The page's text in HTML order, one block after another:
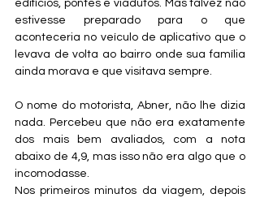
edifícios, pontes e viadutos. Mas talvez não
estivesse preparado para o que
aconteceria no veículo de aplicativo que o
levava de volta ao bairro onde sua família
ainda morava e que visitava sempre.
O nome do motorista, Abner, não lhe dizia
nada. Percebeu que não era exatamente
dos mais bem avaliados, com a nota
abaixo de 4,9, mas isso não era algo que o
incomodasse.
Nos primeiros minutos da viagem, depois